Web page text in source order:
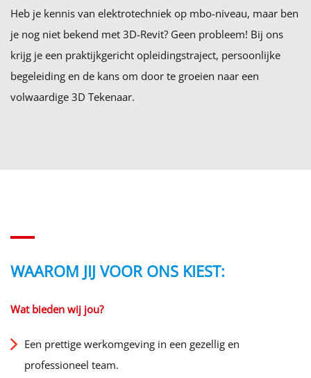
Heb je kennis van elektrotechniek op mbo-niveau, maar ben
je nog niet bekend met 3D-Revit? Geen probleem! Bij ons
krijg je een praktijkgericht opleidingstraject, persoonlijke
begeleiding en de kans om door te groeien naar een
volwaardige 3D Tekenaar.
WAAROM JIJ VOOR ONS KIEST:
Wat bieden wij jou?
Een prettige werkomgeving in een gezellig en
professioneel team.